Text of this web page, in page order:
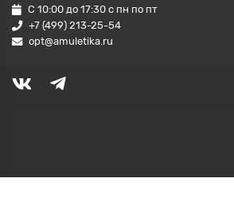
С 10:00 до 17:30 с пн по пт
+7 (499) 213-25-54
opt@amuletika.ru